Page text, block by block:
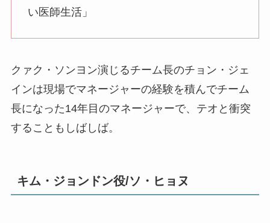
い医師生活」
クァク・ソンヨン演じるチーム長のチョン・ジェ
インは現場でマネージャーの経験を積んでチーム
長になった14年目のマネージャーで、テオと衝突
することもしばしば。
キム・ジョンドン役/ソ・ヒョヌ